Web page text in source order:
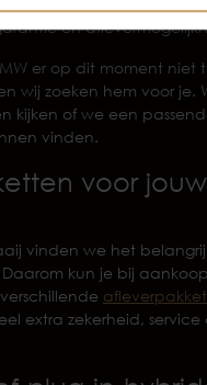
en
er op dit moment niet
wij zoeken hem voor je.
kijken of we een
vinden.
voor
vinden we het
kun je bij
extra zekerheid,